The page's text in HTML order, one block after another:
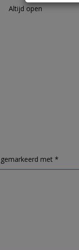
Altijd open
met *